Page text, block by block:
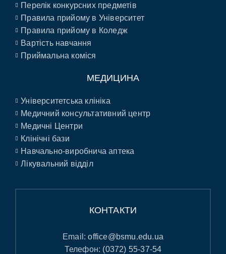
Перелік конкурсних предметів
Правила прийому в Університет
Правила прийому в Коледж
Вартість навчання
Приймальна коміся
МЕДИЦИНА
Університетська клініка
Медичний консультативний центр
Медичні Центри
Клінічні бази
Навчально-виробнича аптека
Лікувальний відділ
КОНТАКТИ
Email:office@bsmu.edu.ua
Телефон: (0372) 55-37-54